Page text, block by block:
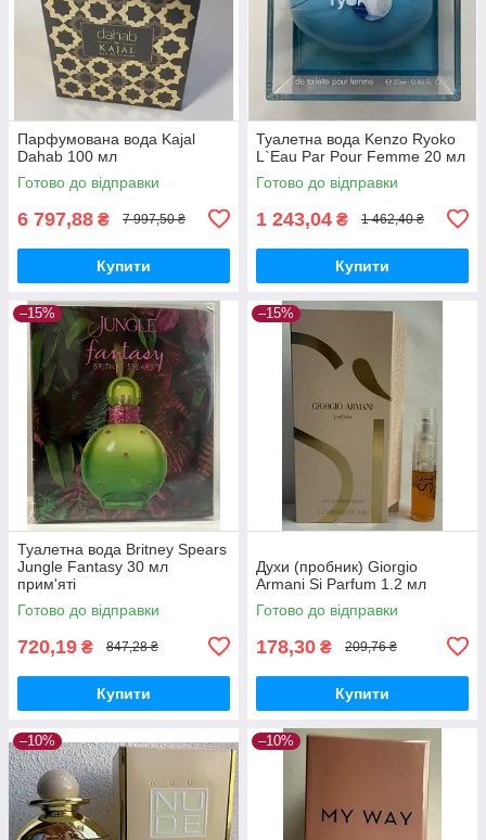
Парфумована вода Kajal
Dahab 100 мл
Готово до відправки
6 797,88 ₴ 7 997,50 ₴
Купити
Туалетна вода Kenzo Ryoko
L`Eau Par Pour Femme 20 мл
Готово до відправки
1 243,04 ₴ 1 462,40 ₴
Купити
–15%
Туалетна вода Britney Spears
Jungle Fantasy 30 мл
прим'яті
Готово до відправки
720,19 ₴ 847,28 ₴
Купити
–15%
Духи (пробник) Giorgio
Armani Si Parfum 1.2 мл
Готово до відправки
178,30 ₴ 209,76 ₴
Купити
–10% –10%